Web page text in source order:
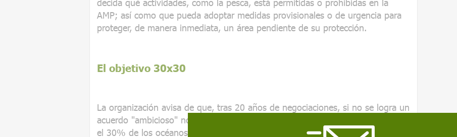
decida qué actividades, como la pesca, está permitidas o prohibidas en la
AMP; así como que pueda adoptar medidas provisionales o de urgencia para
proteger, de manera inmediata, un área pendiente de su protección.
El objetivo 30x30
La organización avisa de que, tras 20 años de negociaciones, si no se logra un
acuerdo "ambicioso" no se logrará
el 30% de los océanos protegidos para 2030.